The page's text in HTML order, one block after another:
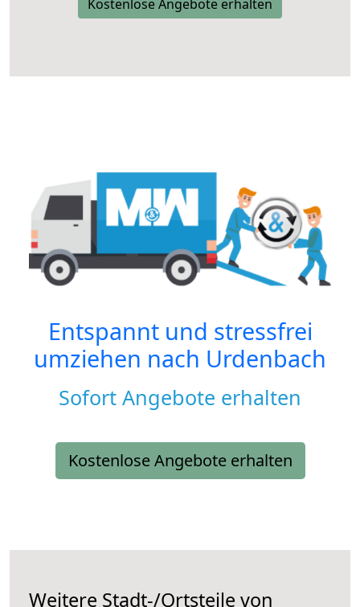
Kostenlose Angebote erhalten
Entspannt und stressfrei
umziehen nach Urdenbach
Sofort Angebote erhalten
Kostenlose Angebote erhalten
Weitere Stadt-/Ortsteile von